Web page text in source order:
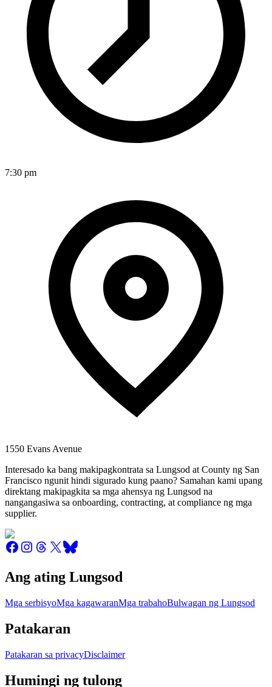
7:30 pm
1550 Evans Avenue
Interesado ka bang makipagkontrata sa Lungsod at County ng San
Francisco ngunit hindi sigurado kung paano? Samahan kami upang
direktang makipagkita sa mga ahensya ng Lungsod na
nangangasiwa sa onboarding, contracting, at compliance ng mga
supplier.
Ang ating Lungsod
Mga serbisyoMga kagawaranMga trabahoBulwagan ng Lungsod
Patakaran
Patakaran sa privacyDisclaimer
Humingi ng tulong